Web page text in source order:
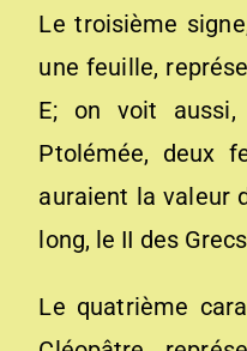
Le troisième
une feuille,
E; on voit
Ptolémée, deux
auraient la valeur
long, le II des
Le quatrième